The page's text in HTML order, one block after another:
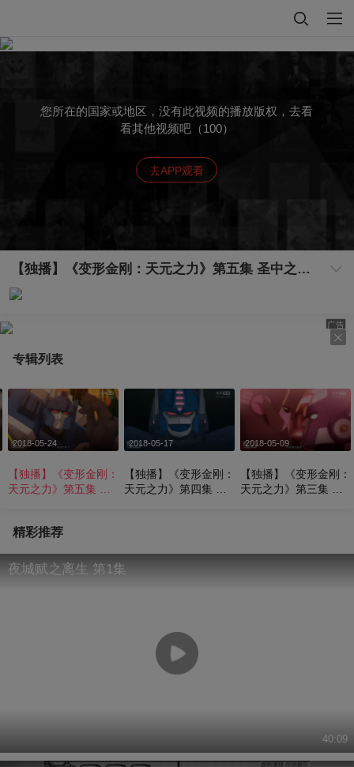
您所在的国家或地区，没有此视频的播放版权，去看
看其他视频吧（100）
去APP观看
【独播】《变形金刚：天元之力》第五集 圣中之圣神殿
广告
专辑列表
2018-05-24
【独播】《变形金刚：
天元之力》第五集 圣
2018-05-17
【独播】《变形金刚：
天元之力》第四集 擎
2018-05-09
【独播】《变形金刚：
天元之力》第三集 毫
精彩推荐
夜城赋之离生 第1集
40:09